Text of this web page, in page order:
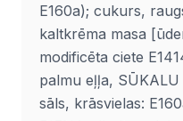
E160a); cukurs,
kaltkrēma masa
modificēta ciete
palmu eļļa,
sāls, krāsvielas: